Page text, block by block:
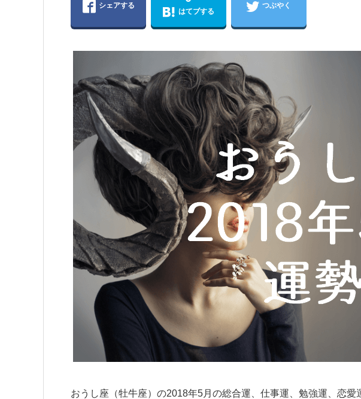
シェアする
はてブする
つぶやく
おうし座（牡牛座）の2018年5月の総合運、仕事運、勉強運、恋愛